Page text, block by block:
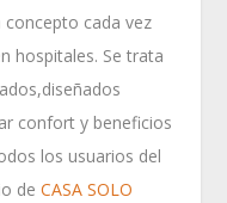
cada vez
hospitales. Se trata
confort y beneficios
los usuarios del
deCASA SOLO